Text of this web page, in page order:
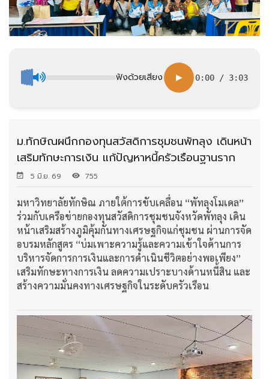
ฟังด้วยเสียง ▶ 0:00 / 3:03
ม.ทักษิณผนึกกองทุนสวัสดิการชุมชนพัทลุง เดินหน้า
เสริมทักษะการเงิน แก้ปัญหาหนี้ครัวเรือนฐานราก
5 มิ.ย. 69 755
มหาวิทยาลัยทักษิณ ภายใต้การขับเคลื่อน “พัทลุงโมเดล”
ร่วมกับเครือข่ายกองทุนสวัสดิการชุมชนจังหวัดพัทลุง เดิน
หน้าเสริมสร้างภูมิคุ้มกันทางเศรษฐกิจแก่ชุมชน ผ่านการจัด
อบรมหลักสูตร “บ่มเพาะความรู้และความเข้าใจด้านการ
บริหารจัดการการเงินและการดำเนินชีวิตอย่างพอเพียง”
เสริมทักษะทางการเงิน ลดความเปราะบางด้านหนี้สิน และ
สร้างความมั่นคงทางเศรษฐกิจในระดับครัวเรือน